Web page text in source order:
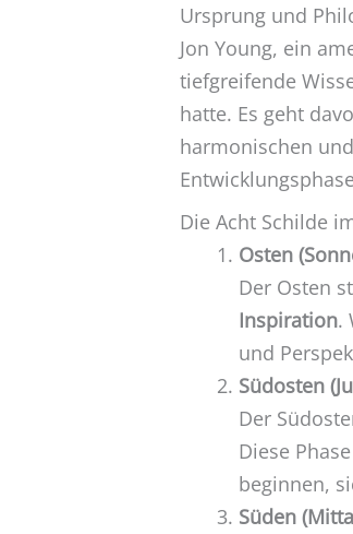
Ursprung und
Jon Young, ein
tiefgreifende
hatte. Es geht
harmonischen
Die Acht Schilde
Osten
Der Osten
Inspiration.
und
Südosten
Der
Diese
beginnen,
Süden